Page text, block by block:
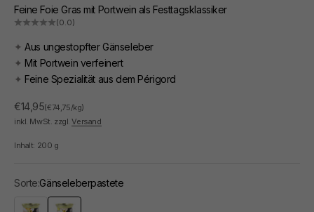
Feine Foie Gras mit Portwein als Festtagsklassiker
(0.0)
✦ Aus ungestopfter Gänseleber
✦ Mit Portwein verfeinert
✦ Feine Spezialität aus dem Périgord
Angebot
€14,95(€74,75/kg)
inkl. MwSt. zzgl.Versand
Inhalt: 200 g
Sorte:Gänseleberpastete
EnteleberpasteteGänseleberpastete